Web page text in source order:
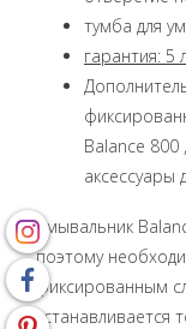
тумба для
гарантия: 5
Balance 800
аксессуары
Умывальник
поэтому
фиксированным
устанавливается